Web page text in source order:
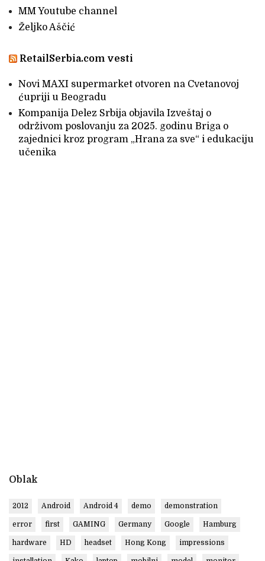
MM Youtube channel
Željko Aščić
RetailSerbia.com vesti
Novi MAXI supermarket otvoren na Cvetanovoj
ćupriji u Beogradu
Kompanija Delez Srbija objavila Izveštaj o
održivom poslovanju za 2025. godinu Briga o
zajednici kroz program „Hrana za sve“ i edukaciju
učenika
Oblak
2012 Android Android 4 demo demonstration
error first GAMING Germany Google Hamburg
hardware HD headset Hong Kong impressions